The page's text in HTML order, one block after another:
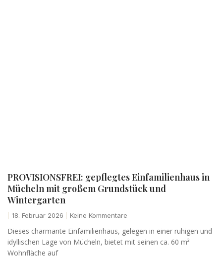
PROVISIONSFREI: gepflegtes Einfamilienhaus in
Mücheln mit großem Grundstück und
Wintergarten
18. Februar 2026 Keine Kommentare
Dieses charmante Einfamilienhaus, gelegen in einer ruhigen und
idyllischen Lage von Mücheln, bietet mit seinen ca. 60 m²
Wohnfläche auf